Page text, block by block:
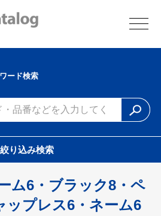
ード検索
絞り込み検索
ム6・ブラック8・ペ
ップレス6・ネーム6